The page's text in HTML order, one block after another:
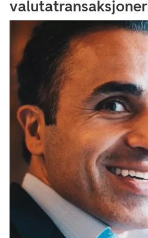
valutatransaksjoner